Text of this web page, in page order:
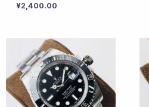
¥2,400.00